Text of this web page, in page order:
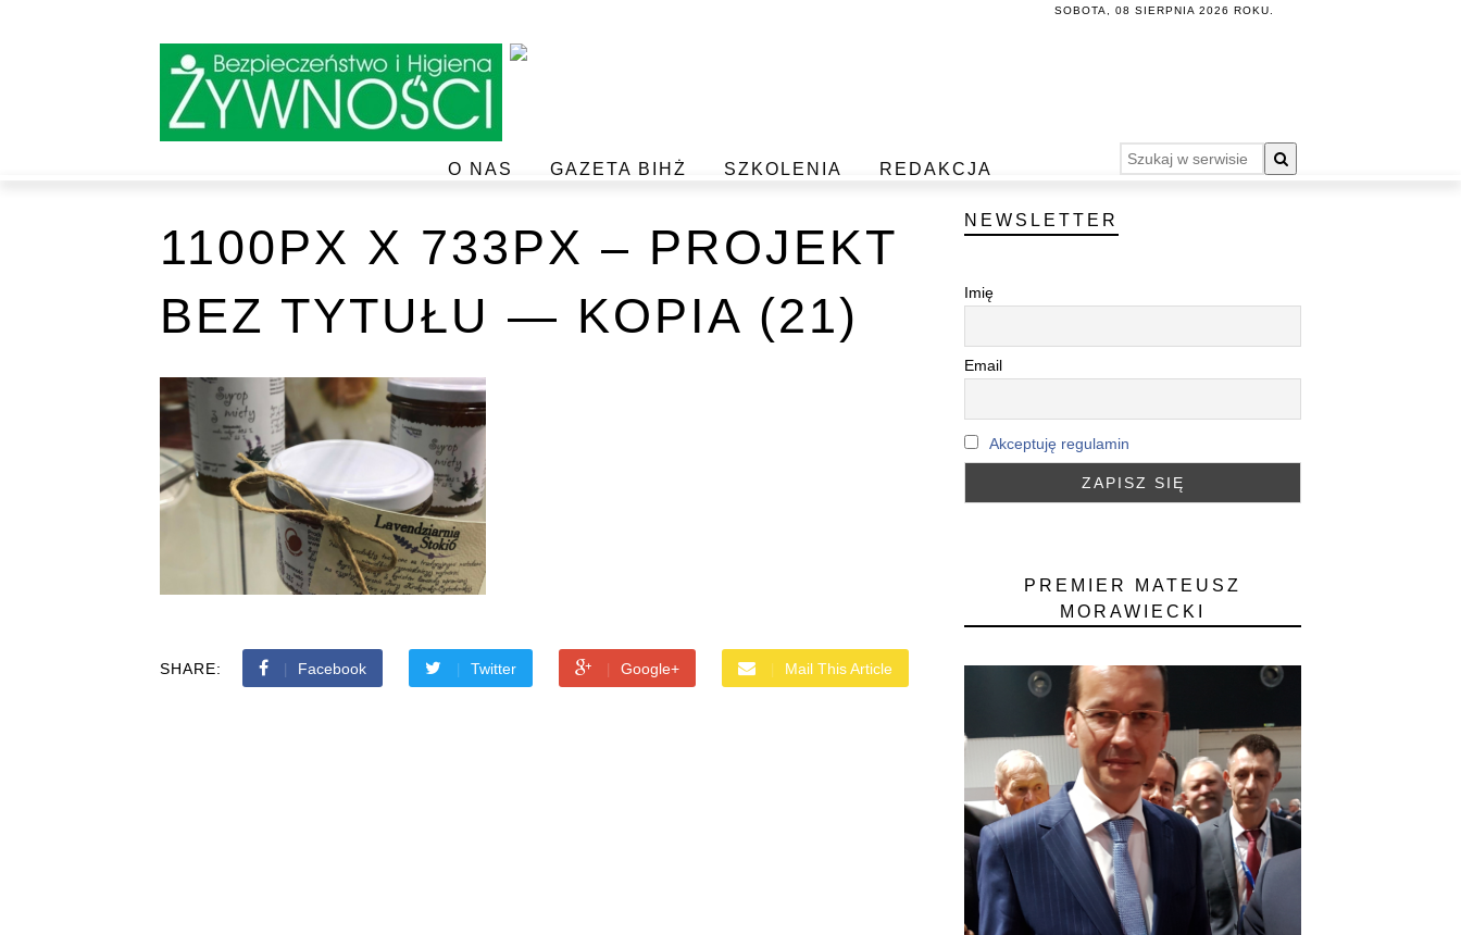
SOBOTA, 08 SIERPNIA 2026 ROKU.
O NAS GAZETA BIHŻ SZKOLENIA REDAKCJA
1100PX X 733PX – PROJEKT
BEZ TYTUŁU — KOPIA (21)
SHARE: Facebook Twitter Google+ Mail This Article
NEWSLETTER
Imię
Email
Akceptuję regulamin
PREMIER MATEUSZ
MORAWIECKI